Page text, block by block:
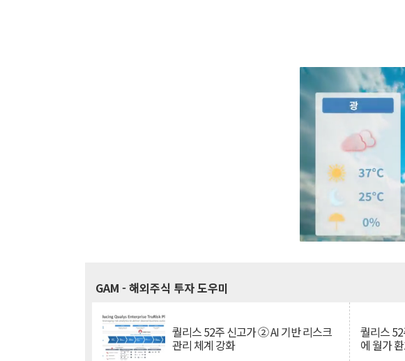
GAM - 해외주식 투자 도우미
퀄리스 52주 신고가 ② AI 기반 리스크
관리 체계 강화
퀄리스
에 월가